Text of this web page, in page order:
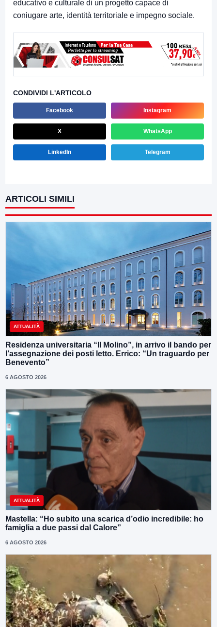
educativo e culturale di un progetto capace di
coniugare arte, identità territoriale e impegno sociale.
CONDIVIDI L'ARTICOLO
Facebook Instagram
X WhatsApp
LinkedIn Telegram
ARTICOLI SIMILI
ATTUALITÀ
Residenza universitaria “Il Molino”, in arrivo il bando per
l’assegnazione dei posti letto. Errico: “Un traguardo per
Benevento”
6 AGOSTO 2026
ATTUALITÀ
Mastella: “Ho subito una scarica d’odio incredibile: ho
famiglia a due passi dal Calore”
6 AGOSTO 2026